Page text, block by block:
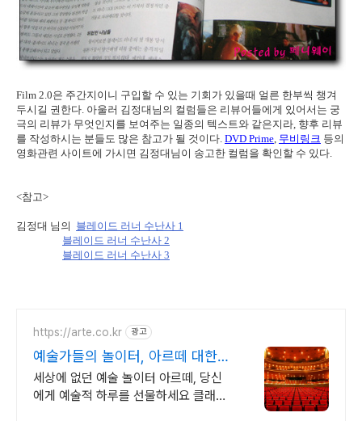
Film 2.0은 주간지이니 구입할 수 있는 기회가 있을때 얼른 한부씩 챙겨
두시길 권한다. 아울러 김정대님의 컬럼들은 리뷰어들에게 있어서는 궁
극의 리뷰가 무엇인지를 보여주는 일종의 텍스트와 같은지라, 향후 리뷰
를 작성하시는 분들도 많은 참고가 될 것이다. DVD Prime, 무비링크 등의
영화관련 사이트에 가시면 김정대님이 송고한 컬럼을 확인할 수 있다.
<참고>
김정대 님의 블레이드 러너 수난사 1
블레이드 러너 수난사 2
블레이드 러너 수난사 3
https://arte.co.kr 광고
예술가들의 놀이터, 아르떼 대한민
국 문화예술 플랫폼
세상에 없던 예술 놀이터 아르떼, 당신
에게 예술적 하루를 선물하세요 클래식